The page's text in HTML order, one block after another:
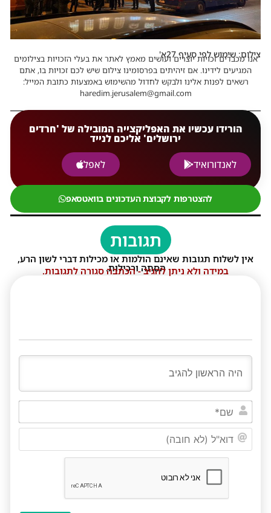
צילום: שימוש לפי סעיף 27א'
אנו מכבדים זכויות יוצרים ועושים מאמץ לאתר את בעלי הזכויות בצילומים
המגיעים לידינו. אם זיהיתים בפרסומינו צילום שיש לכם זכויות בו, אתם
רשאים לפנות אלינו ולבקש לחדול מהשימוש באמצעות כתובת המייל:
haredim.jerusalem@gmail.com
הורידו עכשיו את האפליקצייה המובילה של 'חרדים
ירושלים' אליכם לנייד
לאנדורואיד
לאפל
להצטרפות לקבוצת העדכונים בוואטסאפ
תגובות
אין לשלוח תגובות שאינם הולמות או מכילות דברי לשון הרע,
הסתה ורכילות.
במידה ולא ניתן להגיב - הכתבה סגורה לתגובות.
שם*